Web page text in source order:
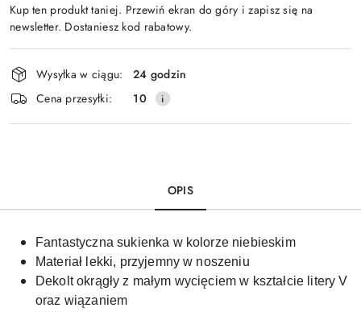
Kup ten produkt taniej. Przewiń ekran do góry i zapisz się na
newsletter. Dostaniesz kod rabatowy.
Dostępność
i
dostawa
Wysyłka w ciągu:
24 godzin
Cena przesyłki:
10
OPIS
Fantastyczna sukienka w kolorze niebieskim
Materiał lekki, przyjemny w noszeniu
Dekolt okrągły z małym wycięciem w kształcie litery V
oraz wiązaniem